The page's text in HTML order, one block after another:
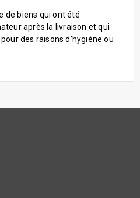
de biens qui ont été
après la livraison et qui
des raisons d’hygiène ou